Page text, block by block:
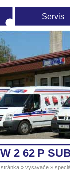
W 2 62 P
Servis
stránka »vysavače »